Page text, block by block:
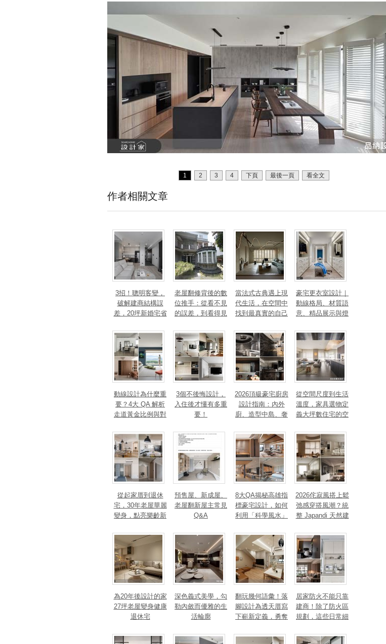
1 2 3 4 下頁 最後一頁 看全文
作者相關文章
3招！聰明客變，
破解建商結構誤
差，20坪新婚宅省
錢
老屋翻修背後的數
位推手：從看不見
的誤差，到看得見
當法式古典遇上現
代生活，在空間中
找到最真實的自己
豪宅更衣室設計｜
動線格局、材質語
意、精品展示與燈
打造高訂生活儀式
動線設計為什麼重
要？4大 QA 解析
走道黃金比例與對
3個不後悔設計，
入住後才懂有多重
要！
2026頂級豪宅廚房
設計指南：內外
廚、造型中島、奢
讓廚房從空間配角
變主角！
從空間尺度到生活
溫度，家具選物定
義大坪數住宅的空
從起家厝到退休
宅，30年老屋華麗
變身，點亮樂齡新
法、英指標設計大
獎！
預售屋、新成屋、
老屋翻新屋主常見
Q&A
8大QA揭秘高雄指
標豪宅設計，如何
利用「科學風水」
量磁場？
2026侘寂風搭上鬆
弛感穿搭風潮？統
整 Japandi 天然建
有風靡全球的軟裝
家具推薦
為20年後設計的家
27坪老屋變身健康
退休宅
深色義式美學，勾
勒內斂而優雅的生
活輪廓
翻玩幾何語彙！落
腳設計為透天厝寫
下嶄新定義，勇奪
TAN 國際大獎
居家防火不能只靠
建商！除了防火區
規劃，這些日常細